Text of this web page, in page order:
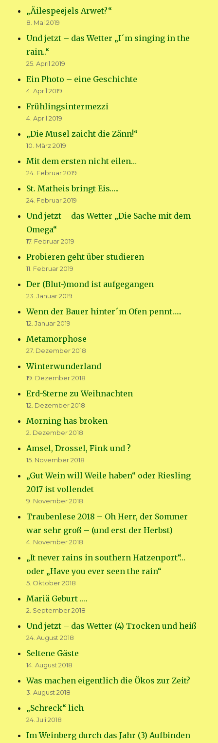
„Äilespeejels Arwet?“
8. Mai 2019
Und jetzt – das Wetter „I´m singing in the
rain..“
25. April 2019
Ein Photo – eine Geschichte
4. April 2019
Frühlingsintermezzi
4. April 2019
„Die Musel zaicht die Zänn!“
10. März 2019
Mit dem ersten nicht eilen…
24. Februar 2019
St. Matheis bringt Eis…..
24. Februar 2019
Und jetzt – das Wetter „Die Sache mit dem
Omega“
17. Februar 2019
Probieren geht über studieren
11. Februar 2019
Der (Blut-)mond ist aufgegangen
23. Januar 2019
Wenn der Bauer hinter´m Ofen pennt…..
12. Januar 2019
Metamorphose
27. Dezember 2018
Winterwunderland
19. Dezember 2018
Erd-Sterne zu Weihnachten
12. Dezember 2018
Morning has broken
2. Dezember 2018
Amsel, Drossel, Fink und ?
15. November 2018
„Gut Wein will Weile haben“ oder Riesling
2017 ist vollendet
9. November 2018
Traubenlese 2018 – Oh Herr, der Sommer
war sehr groß – (und erst der Herbst)
4. November 2018
„It never rains in southern Hatzenport“…
oder „Have you ever seen the rain“
5. Oktober 2018
Mariä Geburt ….
2. September 2018
Und jetzt – das Wetter (4) Trocken und heiß
24. August 2018
Seltene Gäste
14. August 2018
Was machen eigentlich die Ökos zur Zeit?
3. August 2018
„Schreck“ lich
24. Juli 2018
Im Weinberg durch das Jahr (3) Aufbinden